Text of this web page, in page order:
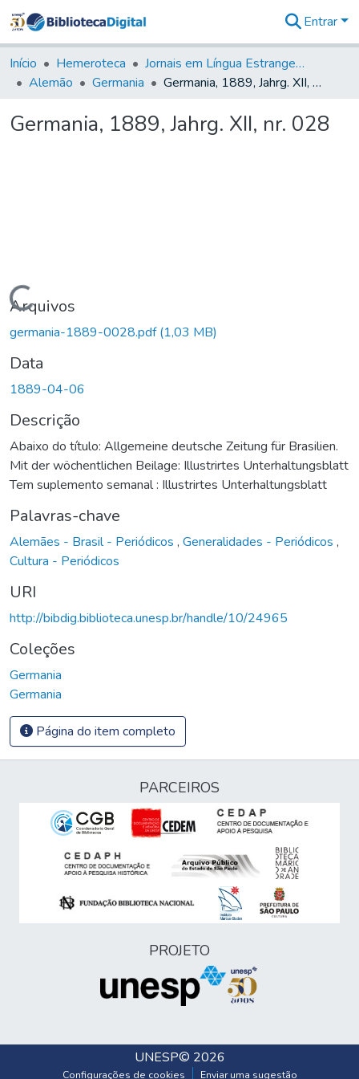
&
Coleções
Tudo na
Digital
Entrar
Início Hemeroteca
Jornais em Língua Estrangeira
Alemão
Germania Germania, 1889, Jahrg. XII, nr. 028
Germania, 1889, Jahrg. XII, nr. 028
Carregando...
Arquivos
germania-1889-0028.pdf(1,03 MB)
Data
1889-04-06
Descrição
Abaixo do título: Allgemeine deutsche Zeitung für Brasilien.
Mit der wöchentlichen Beilage: Illustrirtes Unterhaltungsblatt
Tem suplemento semanal : Illustrirtes Unterhaltungsblatt
Palavras-chave
Alemães - Brasil - Periódicos , Generalidades - Periódicos ,
Cultura - Periódicos
URI
http://bibdig.biblioteca.unesp.br/handle/10/24965
Coleções
Germania
Germania
Página do item completo
PARCEIROS
PROJETO
UNESP© 2026
Configurações de cookies Enviar uma sugestão